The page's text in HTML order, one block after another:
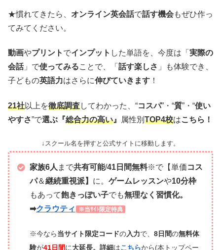
★慣れてきたら、 オンライン英会話で話す機会もぜひ作っ
てみてください。
動画やプリント でインプット した単語を、今度は「 実際の
会話」で使ってみることで、「 話す楽しさ 」も体験でき、
子どもの英語力はさらに伸びていきます ！
21社以上を徹底調査してわかった、“コスパ”・“質”・“使い
やすさ”で選ぶ『総合力の高い 』 属性別 TOP4校はこちら！
↓スクール名を押すと公式サイトに移動します。
家族6人 まで共有可能/41日間無料※で【単価コス
パ＆継続重視派】 に。 ゲームレッスンや10分枠
もあって飽きっぽい子でも無理なく習慣化。
➡クラウティ ※当ｻｲﾄ限定特典
※今なら当サイト限定コードの入力で、 8日間の無料体
験が41日間に大延長。 詳細はこちらから(本トップペー